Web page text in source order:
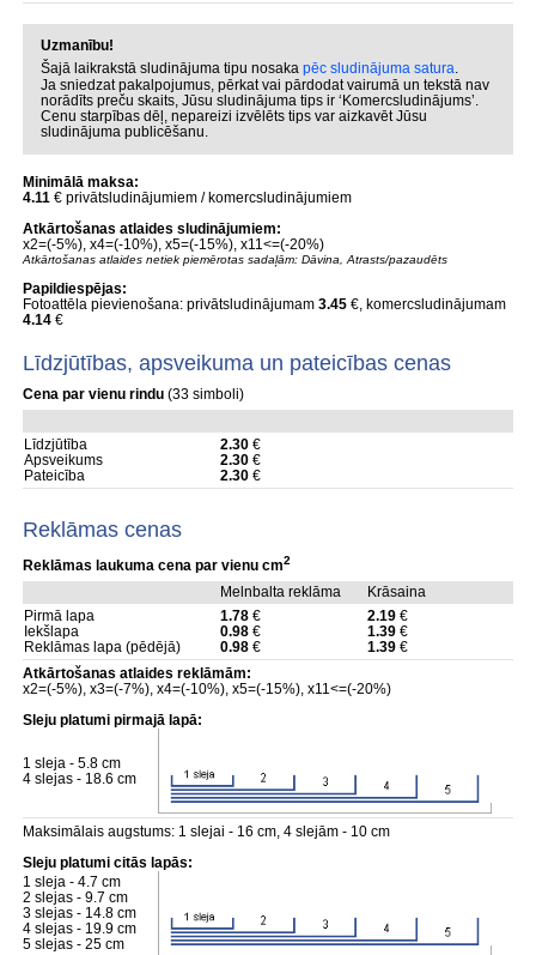
Uzmanību!
Šajā laikrakstā sludinājuma tipu nosaka pēc sludinājuma satura.
Ja sniedzat pakalpojumus, pērkat vai pārdodat vairumā un tekstā nav
norādīts preču skaits, Jūsu sludinājuma tips ir ‘Komercsludinājums’.
Cenu starpības dēļ, nepareizi izvēlēts tips var aizkavēt Jūsu
sludinājuma publicēšanu.
Minimālā maksa:
4.11€ privātsludinājumiem / komercsludinājumiem
Atkārtošanas atlaides sludinājumiem:
x2=(-5%), x4=(-10%), x5=(-15%), x11<=(-20%)
Atkārtošanas atlaides netiek piemērotas sadaļām: Dāvina, Atrasts/pazaudēts
Papildiespējas:
Fotoattēla pievienošana: privātsludinājumam 3.45€, komercsludinājumam
4.14€
Līdzjūtības, apsveikuma un pateicības cenas
Cena par vienu rindu (33 simboli)
Līdzjūtība 2.30€
Apsveikums
2.30€
Pateicība
2.30€
Reklāmas cenas
Reklāmas laukuma cena par vienu cm2
Melnbalta reklāma
Krāsaina
Pirmā lapa
1.78€ 2.19€
Iekšlapa
0.98€ 1.39€
Reklāmas lapa (pēdējā)
0.98€ 1.39€
Atkārtošanas atlaides reklāmām:
x2=(-5%), x3=(-7%), x4=(-10%), x5=(-15%), x11<=(-20%)
Sleju platumi pirmajā lapā:
1 sleja - 5.8 cm
4 slejas - 18.6 cm
Maksimālais augstums: 1 slejai - 16 cm, 4 slejām - 10 cm
Sleju platumi citās lapās:
1 sleja - 4.7 cm
2 slejas - 9.7 cm
3 slejas - 14.8 cm
4 slejas - 19.9 cm
5 slejas - 25 cm